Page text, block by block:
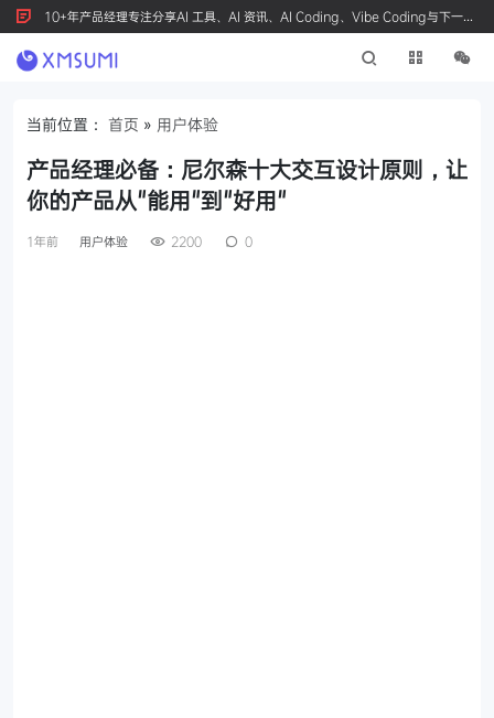
10+年产品经理专注分享AI 工具、AI 资讯、AI Coding、Vibe Coding与下一代
产品创新，按 Ctrl+D 收藏我们
当前位置： 首页 » 用户体验
产品经理必备：尼尔森十大交互设计原则，让
你的产品从"能用"到"好用"
1年前 用户体验 2200 0